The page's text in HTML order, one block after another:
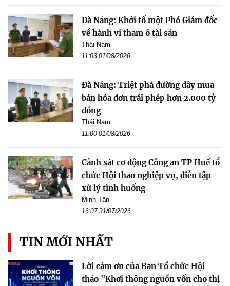
Đà Nẵng: Khởi tố một Phó Giám đốc
về hành vi tham ô tài sản
Thái Nam
11:03 01/08/2026
Đà Nẵng: Triệt phá đường dây mua
bán hóa đơn trái phép hơn 2.000 tỷ
đồng
Thái Nam
11:00 01/08/2026
Cảnh sát cơ động Công an TP Huế tổ
chức Hội thao nghiệp vụ, diễn tập
xử lý tình huống
Minh Tân
16:07 31/07/2026
TIN MỚI NHẤT
Lời cảm ơn của Ban Tổ chức Hội
thảo "Khơi thông nguồn vốn cho thị